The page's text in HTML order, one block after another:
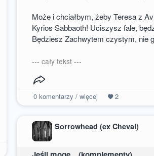
Może i chciałbym, żeby Teresa z
Kyrios Sabbaoth! Uciszysz fale,
Będziesz Zachwytem czystym, nie
--- cały tekst ---
0komentarzy / więcej 2
Sorrowhead (ex Cheval)